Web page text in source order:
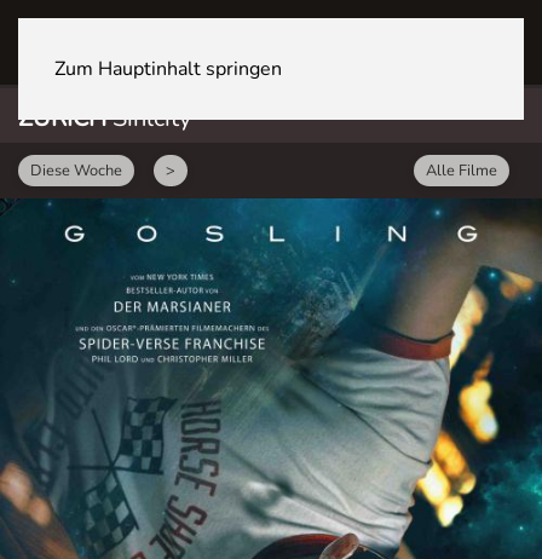
Zum Hauptinhalt springen
ZÜRICHSihlcity
Diese Woche > Alle Filme